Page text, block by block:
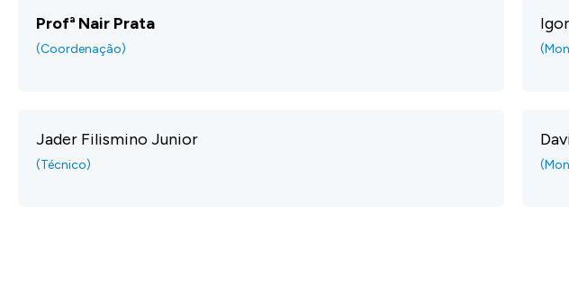
Profª Nair Prata
(Coordenação)
Jader Filismino Junior
(Técnico)